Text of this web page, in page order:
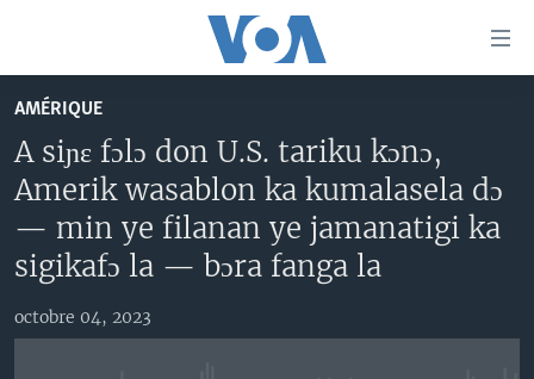
principal
Retour
la
navigation
principale
Retour
MALI KURA
RADIO
TABALE
FARAFINA FOLI
ÉTATS-UNIS
Learning English
AMÉRIQUE
A siɲɛ fɔlɔ don U.S. tariku kɔnɔ,
Amerik wasablon ka kumalasela dɔ
— min ye filanan ye jamanatigi ka
sigikafɔ la — bɔra fanga la
octobre 04, 2023